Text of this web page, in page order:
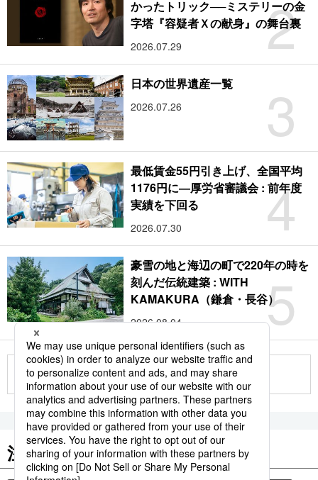
2
かったトリック──ミステリーの金
字塔『容疑者Ｘの献身』の舞台裏
2026.07.29
3
日本の世界遺産一覧
2026.07.26
4
最低賃金55円引き上げ、全国平均
1176円に―厚労省審議会 : 前年度
実績を下回る
2026.07.30
5
豪雪の地と海辺の町で220年の時を
刻んだ伝統建築 : WITH
KAMAKURA（鎌倉・長谷）
2026.08.04
もっと見る
注目のキーワード